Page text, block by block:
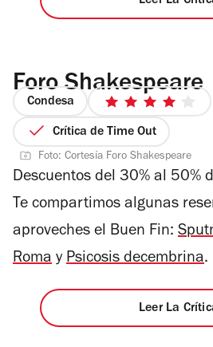
Foro Shakespeare
Condesa
4
de
estrellas
Crítica de Time Out
Foto: Cortesía Foro Shakespeare
Descuentos del 30% al 50%
Te compartimos algunas
aproveches el Buen Fin:
Roma y Psicosis decembrina.
Leer La